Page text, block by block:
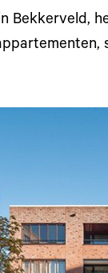
Bekkerveld,